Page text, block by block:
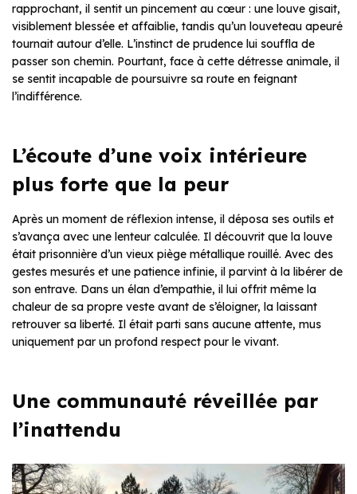
rapprochant, il sentit un pincement au cœur : une louve gisait,
visiblement blessée et affaiblie, tandis qu’un louveteau apeuré
tournait autour d’elle. L’instinct de prudence lui souffla de
passer son chemin. Pourtant, face à cette détresse animale, il
se sentit incapable de poursuivre sa route en feignant
l’indifférence.
L’écoute d’une voix intérieure
plus forte que la peur
Après un moment de réflexion intense, il déposa ses outils et
s’avança avec une lenteur calculée. Il découvrit que la louve
était prisonnière d’un vieux piège métallique rouillé. Avec des
gestes mesurés et une patience infinie, il parvint à la libérer de
son entrave. Dans un élan d’empathie, il lui offrit même la
chaleur de sa propre veste avant de s’éloigner, la laissant
retrouver sa liberté. Il était parti sans aucune attente, mus
uniquement par un profond respect pour le vivant.
Une communauté réveillée par
l’inattendu